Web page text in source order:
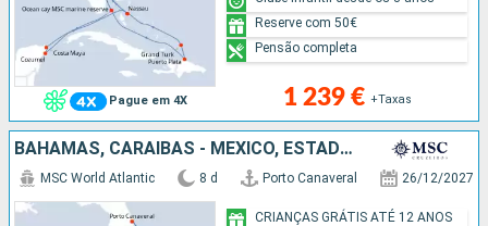
Pague em 4X 1 239 € +Taxas
Reserve com 50€
Pensão completa
BAHAMAS, CARAIBAS - MEXICO, ESTADOS UNIDOS
MSC World Atlantic 8 d Porto Canaveral 26/12/2027
CRIANÇAS GRÁTIS ATÉ 12 ANOS